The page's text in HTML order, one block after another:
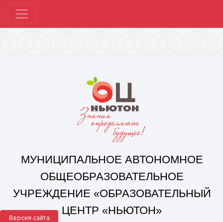
Версия сайта
Корпус 1: г. Челябинск,
ул. 250-летия Челябинска, д. 46
контакты: +7(351) 214-96-92, mail@ocnewton.ru
Корпус 2: г. Челябинск,
ул. Татищева, д. 254
контакты: +7(351) 214-97-92, mail@ocnewton.ru
МУНИЦИПАЛЬНОЕ АВТОНОМНОЕ
ОБЩЕОБРАЗОВАТЕЛЬНОЕ
УЧРЕЖДЕНИЕ «ОБРАЗОВАТЕЛЬНЫЙ
Г. ЧЕЛЯБИНСКА»